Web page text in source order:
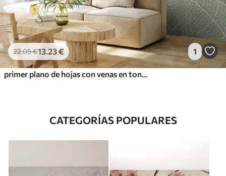
22.05€13 .23€ 1
CATEGORÍAS POPULARES